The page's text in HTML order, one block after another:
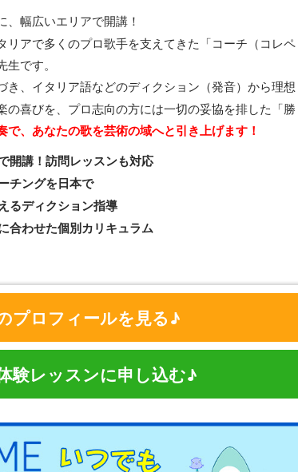
、幅広いエリアで開講！
リアで多くのプロ歌手を支えてきた「コーチ（コレペ
です。
き、イタリア語などのディクション（発音）から理想
喜びを、プロ志向の方には一切の妥協を排した「勝
、あなたの歌を芸術の域へと引き上げます！
開講！訪問レッスンも対応
チングを日本で
るディクション指導
合わせた個別カリキュラム
プロフィールを見る♪
験レッスンに申し込む♪